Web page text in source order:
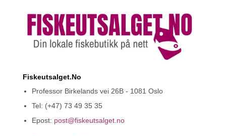
Fiskeutsalget.No
Professor Birkelands vei 26B - 1081 Oslo
Tel: (+47) 73 49 35 35
Epost: post@fiskeutsalget.no